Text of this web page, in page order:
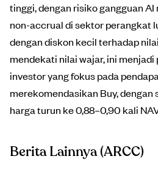
tinggi, dengan risiko gangguan
non-accrual di sektor perangkat
dengan diskon kecil terhadap
mendekati nilai wajar, ini
investor yang fokus pada
merekomendasikan Buy, dengan
harga turun ke 0,88–0,90 kali
Berita Lainnya(ARCC)